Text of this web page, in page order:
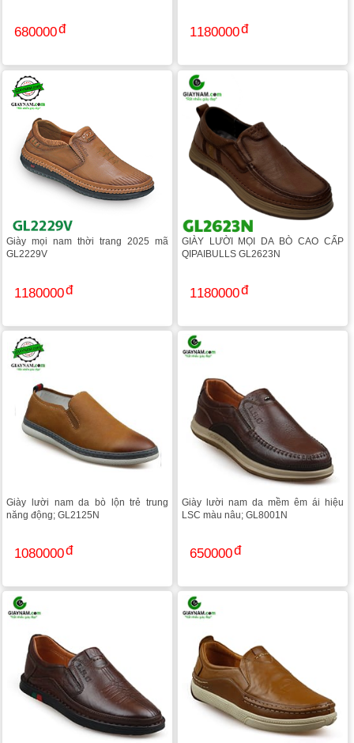
680000 1180000
Giày mọi nam thời trang 2025 mã
GL2229V
1180000
GIÀY LƯỜI MỌI DA BÒ CAO CẤP
QIPAIBULLS GL2623N
1180000
Giày lười nam da bò lộn trẻ trung
năng động; GL2125N
1080000
Giày lười nam da mềm êm ái hiệu
LSC màu nâu; GL8001N
650000